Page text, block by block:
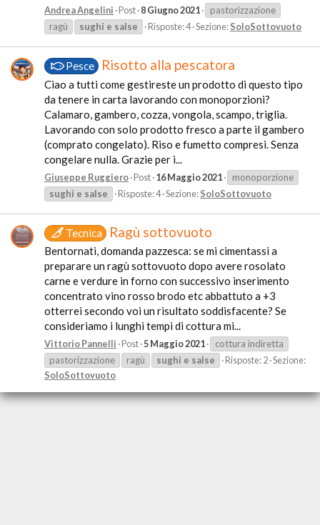
Andrea Angelini Post 8 Giugno 2021
pastorizzazione
ragù
sughi e salse Risposte: 4 Sezione:SoloSottovuoto
Pesce Risotto alla pescatora
Ciao a tutti come gestireste un prodotto di questo tipo
da tenere in carta lavorando con monoporzioni?
Calamaro, gambero, cozza, vongola, scampo, triglia.
Lavorando con solo prodotto fresco a parte il gambero
(comprato congelato). Riso e fumetto compresi. Senza
congelare nulla. Grazie per i...
Giuseppe Ruggiero Post 16 Maggio 2021
monoporzione
sughi e salse Risposte: 4 Sezione:SoloSottovuoto
Tecnica Ragù sottovuoto
Bentornati, domanda pazzesca: se mi cimentassi a
preparare un ragù sottovuoto dopo avere rosolato
carne e verdure in forno con successivo inserimento
concentrato vino rosso brodo etc abbattuto a +3
otterrei secondo voi un risultato soddisfacente? Se
consideriamo i lunghi tempi di cottura mi...
Vittorio Pannelli Post 5 Maggio 2021
cottura indiretta
pastorizzazione
ragù sughi e salse Risposte: 2 Sezione:
SoloSottovuoto